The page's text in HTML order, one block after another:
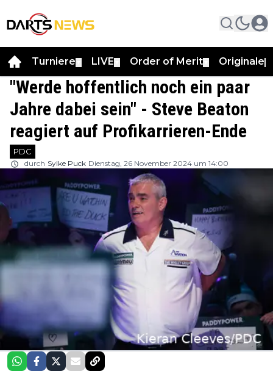
Turniere LIVE Order of Merit Originale
"Werde hoffentlich noch ein paar
Jahre dabei sein" - Steve Beaton
reagiert auf Profikarrieren-Ende
PDC
durch Sylke Puck Dienstag, 26 November 2024 um 14:00